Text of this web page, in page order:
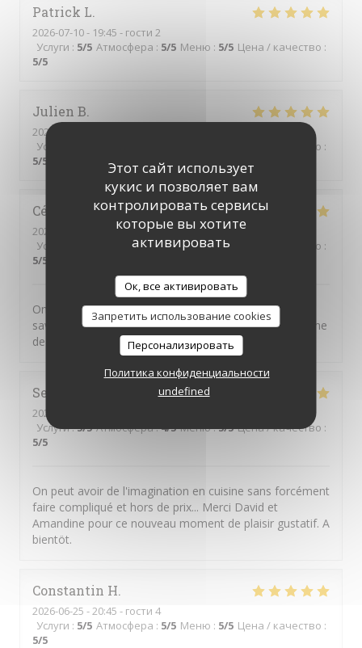
Этот сайт использует
кукис и позволяет вам
контролировать сервисы
которые вы хотите
активировать
Ок, все активировать
Запретить использование cookies
Персонализировать
Политика конфиденциальности
undefined
Patrick L
2026-07-10- 19:45 - гости 2
Услуги : 5/5 Атмосфера : 5/5 Меню : 5/5 Цена / качество :
5/5
Julien B
2026-07-11
Услуги
Цена / качество :
5/5
Cécile
2026-07-01
- 20:30 - гости 4
Услуги
Атмосфера:5/5 Меню: 5/5 Цена / качество :
5/5
On n'est jamais déçu chez Chéri-Chérie. Des plats
savoureux, un service par des personnes adorables. Une
de mes adresses préférées.
Serge
2026-06-30
Услуги:5/5 Атмосфера:4/5 Меню:5/5 Цена / качество :
5/5
On peut avoir de l'imagination en cuisine sans forcément
faire compliqué et hors de prix... Merci David et
Amandine pour ce nouveau moment de plaisir gustatif. A
bientöt.
Constantin H
2026-06-25 - 20:45 - гости 4
Услуги : 5/5 Атмосфера : 5/5 Меню : 5/5 Цена / качество :
5/5